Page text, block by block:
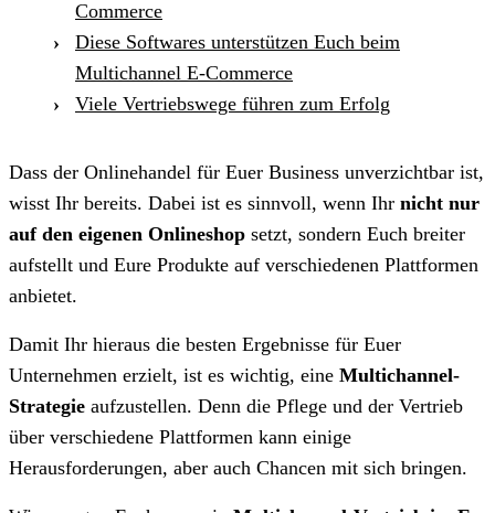
Commerce
Diese Softwares unterstützen Euch beim
Multichannel E-Commerce
Viele Vertriebswege führen zum Erfolg
Dass der Onlinehandel für Euer Business unverzichtbar ist,
wisst Ihr bereits. Dabei ist es sinnvoll, wenn Ihr nicht nur
auf den eigenen Onlineshop setzt, sondern Euch breiter
aufstellt und Eure Produkte auf verschiedenen Plattformen
anbietet.
Damit Ihr hieraus die besten Ergebnisse für Euer
Unternehmen erzielt, ist es wichtig, eine Multichannel-
Strategie aufzustellen. Denn die Pflege und der Vertrieb
über verschiedene Plattformen kann einige
Herausforderungen, aber auch Chancen mit sich bringen.